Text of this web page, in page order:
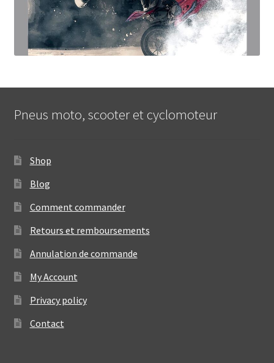
Pneus moto, scooter et cyclomoteur
Shop
Blog
Comment commander
Retours et remboursements
Annulation de commande
My Account
Privacy policy
Contact